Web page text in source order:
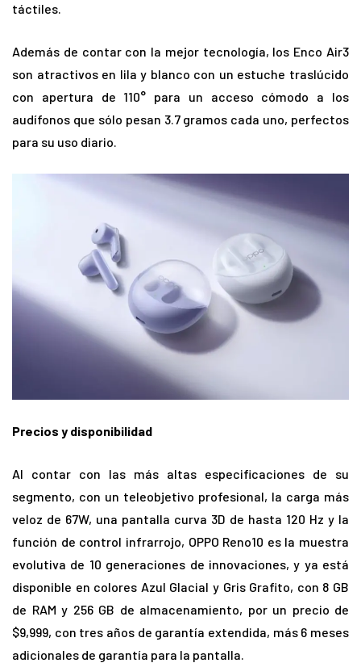
táctiles.
Además de contar con la mejor tecnología, los Enco Air3
son atractivos en lila y blanco con un estuche traslúcido
con apertura de 110° para un acceso cómodo a los
audífonos que sólo pesan 3.7 gramos cada uno, perfectos
para su uso diario.
Precios y disponibilidad
Al contar con las más altas especificaciones de su
segmento, con un teleobjetivo profesional, la carga más
veloz de 67W, una pantalla curva 3D de hasta 120 Hz y la
función de control infrarrojo, OPPO Reno10 es la muestra
evolutiva de 10 generaciones de innovaciones, y ya está
disponible en colores Azul Glacial y Gris Grafito, con 8 GB
de RAM y 256 GB de almacenamiento, por un precio de
$9,999, con tres años de garantía extendida, más 6 meses
adicionales de garantía para la pantalla.